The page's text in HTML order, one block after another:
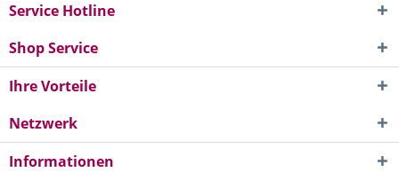
Service Hotline
Shop Service
Ihre Vorteile
Netzwerk
Informationen